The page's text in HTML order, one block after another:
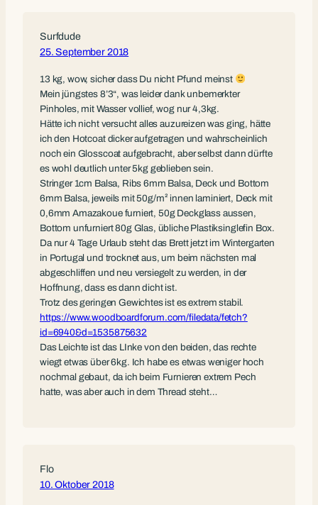
Surfdude
25. September 2018
13 kg, wow, sicher dass Du nicht Pfund meinst
Mein jüngstes 8’3“, was leider dank unbemerkter
Pinholes, mit Wasser vollief, wog nur 4,3kg.
Hätte ich nicht versucht alles auzureizen was ging, hätte
ich den Hotcoat dicker aufgetragen und wahrscheinlich
noch ein Glosscoat aufgebracht, aber selbst dann dürfte
es wohl deutlich unter 5kg geblieben sein.
Stringer 1cm Balsa, Ribs 6mm Balsa, Deck und Bottom
6mm Balsa, jeweils mit 50g/m² innen laminiert, Deck mit
0,6mm Amazakoue furniert, 50g Deckglass aussen,
Bottom unfurniert 80g Glas, übliche Plastiksinglefin Box.
Da nur 4 Tage Urlaub steht das Brett jetzt im Wintergarten
in Portugal und trocknet aus, um beim nächsten mal
abgeschliffen und neu versiegelt zu werden, in der
Hoffnung, dass es dann dicht ist.
Trotz des geringen Gewichtes ist es extrem stabil.
https://www.woodboardforum.com/filedata/fetch?
id=6940&d=1535875632
Das Leichte ist das LInke von den beiden, das rechte
wiegt etwas über 6kg. Ich habe es etwas weniger hoch
nochmal gebaut, da ich beim Furnieren extrem Pech
hatte, was aber auch in dem Thread steht…
Flo
10. Oktober 2018